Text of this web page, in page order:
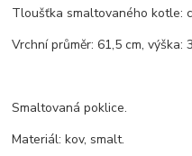
Tloušťka smaltovaného kotle:
Vrchní průměr: 61,5 cm, výška:
Smaltovaná poklice.
Materiál: kov, smalt.